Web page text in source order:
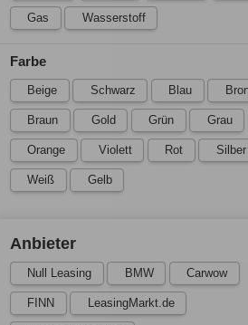
Gas Wasserstoff
Farbe
Beige Schwarz Blau
Braun Gold Grün Grau
Orange Violett Rot Silber
Weiß Gelb
Anbieter
Null Leasing BMW Carwow
FINN LeasingMarkt.de